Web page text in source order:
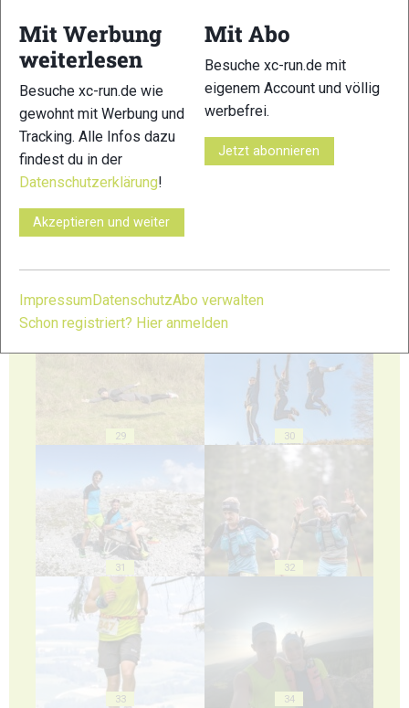
23 24
27
29 30
31 32
33 34
Mit Werbung
weiterlesen
Besuche xc-run.de wie
gewohnt mit Werbung und
Tracking. Alle Infos dazu
findest du in der
Datenschutzerklärung!
Akzeptieren und weiter
Mit Abo
Besuche xc-run.de mit
eigenem Account und völlig
werbefrei.
Jetzt abonnieren
ImpressumDatenschutzAbo verwalten
Schon registriert? Hier anmelden